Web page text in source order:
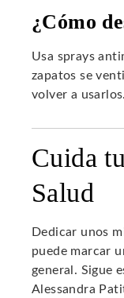
¿Cómo
Usa sprays
zapatos se
volver a usarlos.
Cuida
Salud
Dedicar unos
puede marcar
general. Sigue
Alessandra